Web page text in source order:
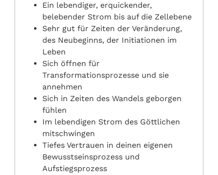
Ein lebendiger, erquickender,
belebender Strom bis auf die Zellebene
Sehr gut für Zeiten der Veränderung,
des Neubeginns, der Initiationen im
Leben
Sich öffnen für
Transformationsprozesse und sie
annehmen
Sich in Zeiten des Wandels geborgen
fühlen
Im lebendigen Strom des Göttlichen
mitschwingen
Tiefes Vertrauen in deinen eigenen
Bewusstseinsprozess und
Aufstiegsprozess